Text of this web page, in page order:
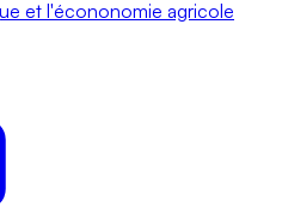
et l'écononomie agricole